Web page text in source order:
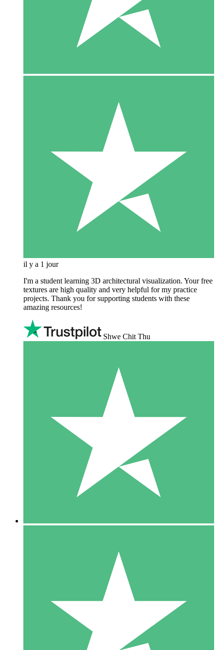
il y a 1 jour
I'm a student learning 3D architectural visualization. Your free
textures are high quality and very helpful for my practice
projects. Thank you for supporting students with these
amazing resources!
Shwe Chit Thu